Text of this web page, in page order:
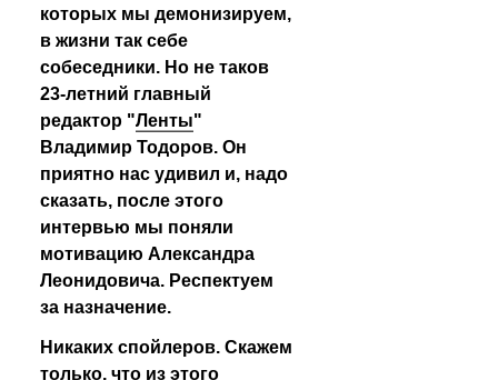
которых мы демонизируем,
в жизни так себе
собеседники. Но не таков
23-летний главный
редактор "Ленты"
Владимир Тодоров. Он
приятно нас удивил и, надо
сказать, после этого
интервью мы поняли
мотивацию Александра
Леонидовича. Респектуем
за назначение.
Никаких спойлеров. Скажем
только, что из этого